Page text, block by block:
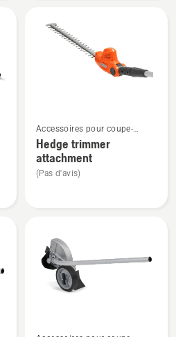
plus
de
détails
sur
Accessoires pour coupe-
bordures et débroussailleuses
Combi
Hedge trimmer
attachment
(Pas d'avis)